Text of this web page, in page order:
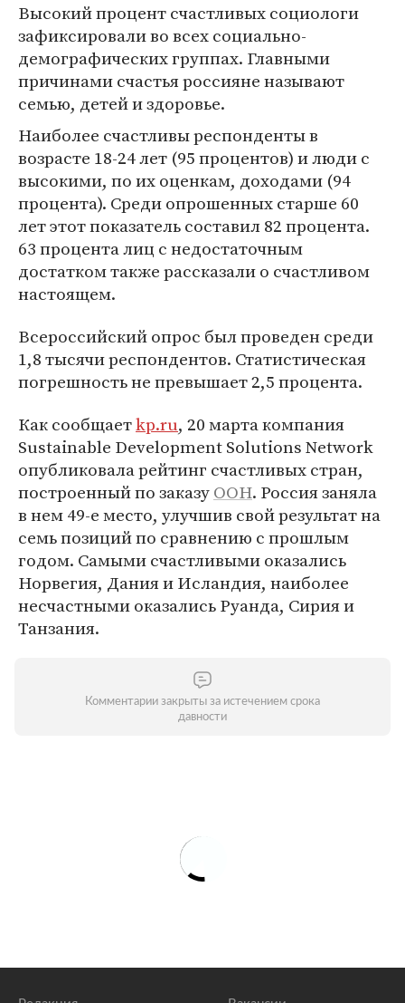
Высокий процент счастливых социологи
зафиксировали во всех социально-
демографических группах. Главными
причинами счастья россияне называют
семью, детей и здоровье.
Наиболее счастливы респонденты в
возрасте 18-24 лет (95 процентов) и люди с
высокими, по их оценкам, доходами (94
процента). Среди опрошенных старше 60
лет этот показатель составил 82 процента.
63 процента лиц с недостаточным
достатком также рассказали о счастливом
настоящем.
Всероссийский опрос был проведен среди
1,8 тысячи респондентов. Статистическая
погрешность не превышает 2,5 процента.
Как сообщаетkp.ru, 20 марта компания
Sustainable Development Solutions Network
опубликовала рейтинг счастливых стран,
построенный по заказуООН. Россия заняла
в нем 49-е место, улучшив свой результат на
семь позиций по сравнению с прошлым
годом. Самыми счастливыми оказались
Норвегия, Дания и Исландия, наиболее
несчастными оказались Руанда, Сирия и
Танзания.
Комментарии закрыты за истечением срока
давности